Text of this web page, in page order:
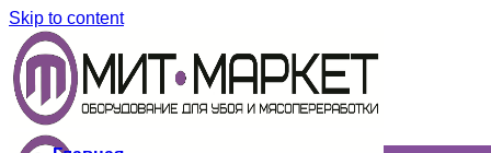
Skip to content